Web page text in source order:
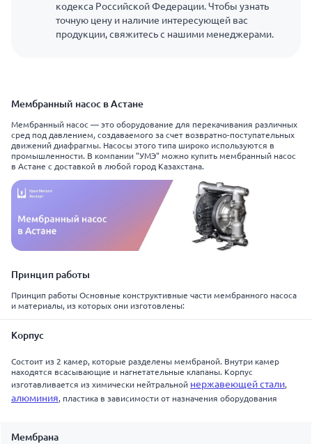
кодекса Российской Федерации. Чтобы узнать
точную цену и наличие интересующей вас
продукции, свяжитесь с нашими менеджерами.
Мембранный насос в Астане
Мембранный насос — это оборудование для перекачивания различных
сред под давлением, создаваемого за счет возвратно-поступательных
движений диафрагмы. Насосы этого типа широко используются в
промышленности. В компании "УМЭ" можно купить мембранный насос
в Астане с доставкой в любой город Казахстана.
Принцип работы
Принцип работы Основные конструктивные части мембранного насоса
и материалы, из которых они изготовлены:
Корпус
Состоит из 2 камер, которые разделены мембраной. Внутри камер
находятся всасывающие и нагнетательные клапаны. Корпус
изготавливается из химически нейтральной нержавеющей стали,
алюминия, пластика в зависимости от назначения оборудования
Мембрана